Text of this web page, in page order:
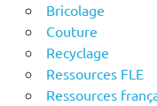
Bricolage
Couture
Recyclage
Ressources FLE
Ressources